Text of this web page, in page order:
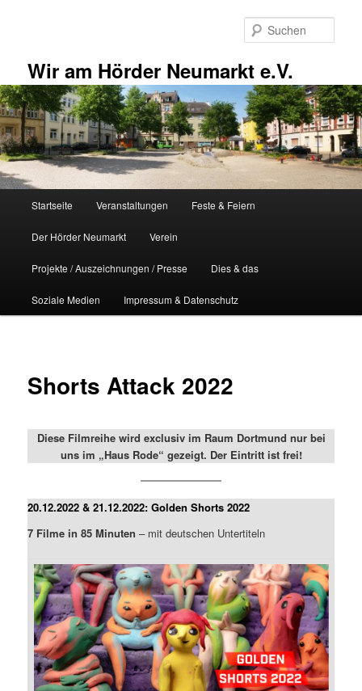
Wir am Hörder Neumarkt e.V.
Startseite Veranstaltungen Feste & Feiern
Der Hörder Neumarkt Verein
Projekte / Auszeichnungen / Presse Dies & das
Soziale Medien Impressum & Datenschutz
Shorts Attack 2022
Diese Filmreihe wird exclusiv im Raum Dortmund nur bei
uns im „Haus Rode“ gezeigt. Der Eintritt ist frei!
20.12.2022 & 21.12.2022: Golden Shorts 2022
7 Filme in 85 Minuten – mit deutschen Untertiteln